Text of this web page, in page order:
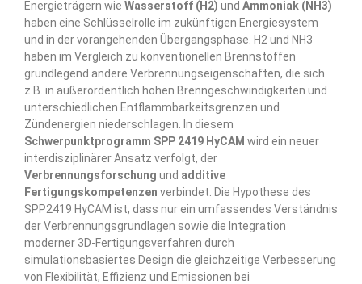
Energieträgern wie Wasserstoff (H2) und Ammoniak (NH3)
haben eine Schlüsselrolle im zukünftigen Energiesystem
und in der vorangehenden Übergangsphase. H2 und NH3
haben im Vergleich zu konventionellen Brennstoffen
grundlegend andere Verbrennungseigenschaften, die sich
z.B. in außerordentlich hohen Brenngeschwindigkeiten und
unterschiedlichen Entflammbarkeitsgrenzen und
Zündenergien niederschlagen. In diesem
Schwerpunktprogramm SPP 2419 HyCAM wird ein neuer
interdisziplinärer Ansatz verfolgt, der
Verbrennungsforschung und additive
Fertigungskompetenzen verbindet. Die Hypothese des
SPP2419 HyCAM ist, dass nur ein umfassendes Verständnis
der Verbrennungsgrundlagen sowie die Integration
moderner 3D-Fertigungsverfahren durch
simulationsbasiertes Design die gleichzeitige Verbesserung
von Flexibilität, Effizienz und Emissionen bei